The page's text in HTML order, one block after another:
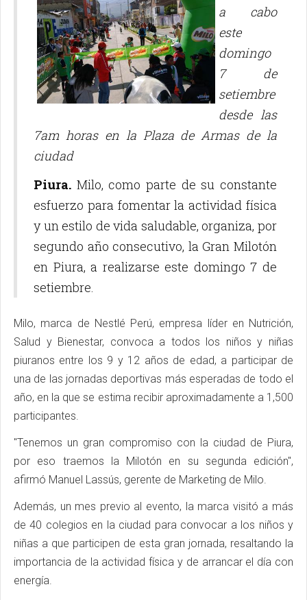
a cabo
este
domingo
7 de
setiembre
desde las
7am horas en la Plaza de Armas de la
ciudad
Piura. Milo, como parte de su constante
esfuerzo para fomentar la actividad física
y un estilo de vida saludable, organiza, por
segundo año consecutivo, la Gran Milotón
en Piura, a realizarse este domingo 7 de
setiembre.
Milo, marca de Nestlé Perú, empresa líder en Nutrición,
Salud y Bienestar, convoca a todos los niños y niñas
piuranos entre los 9 y 12 años de edad, a participar de
una de las jornadas deportivas más esperadas de todo el
año, en la que se estima recibir aproximadamente a 1,500
participantes.
"Tenemos un gran compromiso con la ciudad de Piura,
por eso traemos la Milotón en su segunda edición",
afirmó Manuel Lassús, gerente de Marketing de Milo.
Además, un mes previo al evento, la marca visitó a más
de 40 colegios en la ciudad para convocar a los niños y
niñas a que participen de esta gran jornada, resaltando la
importancia de la actividad física y de arrancar el día con
energía.